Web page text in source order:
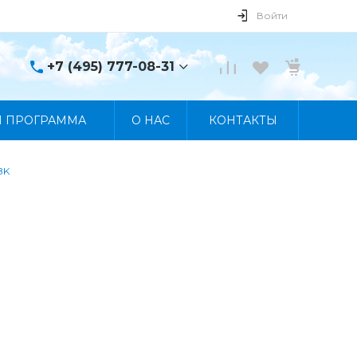
Войти
+7 (495) 777-08-31
+7 (495) 777-08-31
ПРОГРАММА О НАС КОНТАКТЫ